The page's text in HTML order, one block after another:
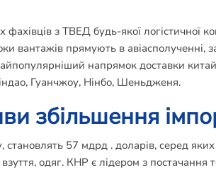
з ТВЕД будь-якої логістичної
вантажів прямують в
напрямок доставки
Гуанчжоу, Нінбо, Шеньдженя.
збільшення
57 мдрд . доларів, серед
одяг. КНР є лідером з постачання